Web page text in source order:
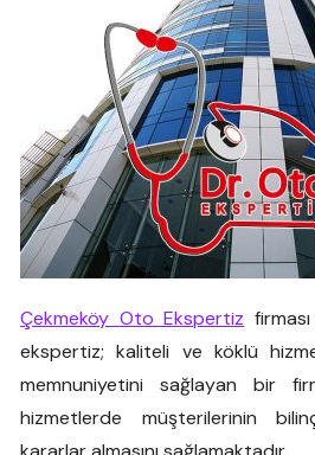
Çekmeköy Oto Ekspertiz
ekspertiz; kaliteli ve köklü
memnuniyetini sağlayan bir
hizmetlerde müşterilerinin